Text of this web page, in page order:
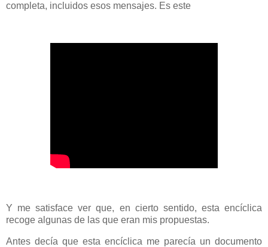
completa, incluidos esos mensajes. Es este
Y me satisface ver que, en cierto sentido, esta encíclica
recoge algunas de las que eran mis propuestas.
Antes decía que esta encíclica me parecía un documento